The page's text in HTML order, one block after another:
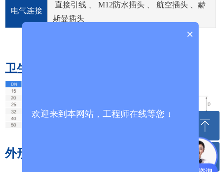
电气连接
直接引线 、 M12防水插头 、 航空插头 、赫
斯曼插头
卫生型卡盘对照表
外形尺寸
ꁸ
回到顶部
ꂅ
×
欢迎来到本网站，工程师在线等您 ↓